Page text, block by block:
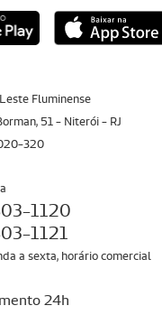
Fluminense
51 - Niterói - RJ
320
1120
1121
a sexta, horário comercial
24h